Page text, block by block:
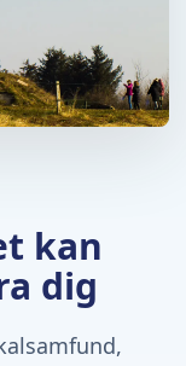
kan
dig